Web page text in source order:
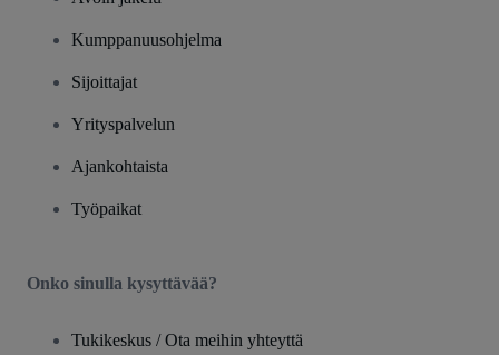
Kumppanuusohjelma
Sijoittajat
Yrityspalvelun
Ajankohtaista
Työpaikat
Onko sinulla kysyttävää?
Tukikeskus / Ota meihin yhteyttä